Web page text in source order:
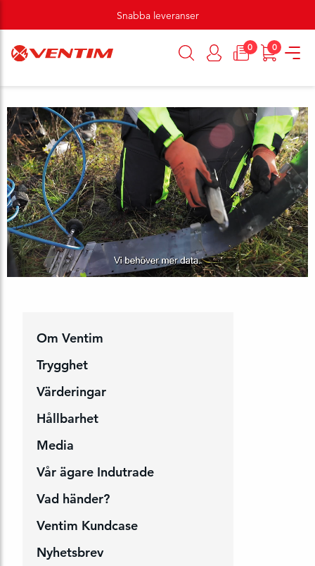
Snabba leveranser
0 0
Om Ventim
Trygghet
Värderingar
Hållbarhet
Media
Vår ägare Indutrade
Vad händer?
Ventim Kundcase
Nyhetsbrev